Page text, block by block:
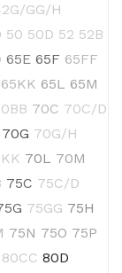
GG/H
50 50D 52 52B
65E 65F 65FF
65KK 65L 65M
70C 70C/D
70G 70G/H
70L 70M
75C 75C/D
75GG 75H
75N 75O 75P
80CC 80D